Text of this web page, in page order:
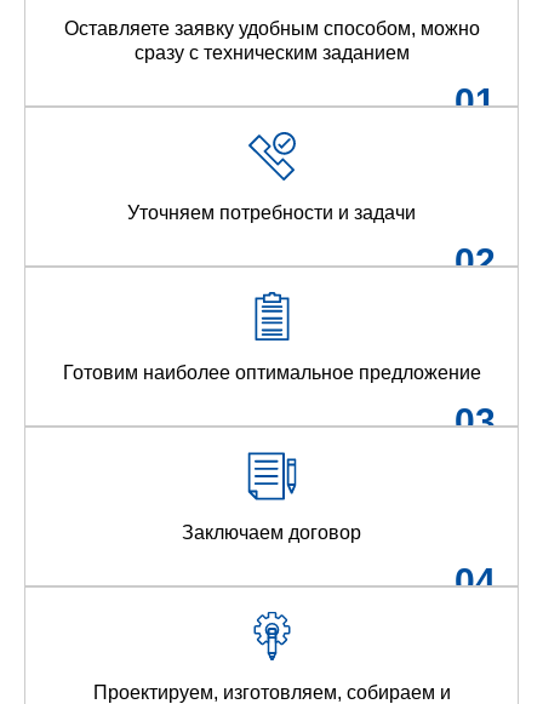
Оставляете заявку удобным способом, можно
сразу с техническим заданием
01
Уточняем потребности и задачи
02
Готовим наиболее оптимальное предложение
03
Заключаем договор
04
Проектируем, изготовляем, собираем и